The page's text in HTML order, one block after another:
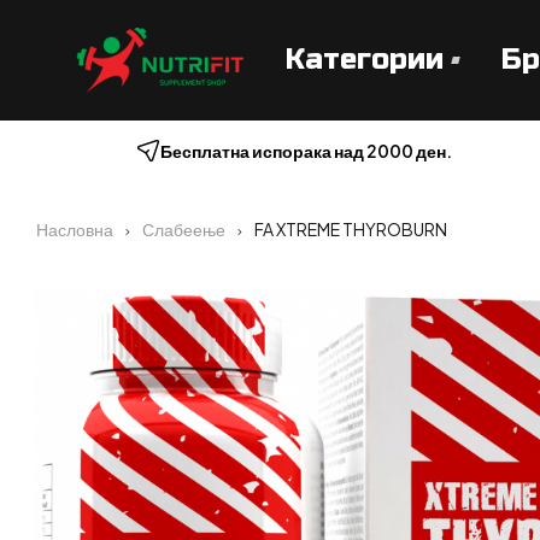
Категории
Бесплатна испорака над 2000 ден.
Насловна Слабеење FA XTREME THYROBURN